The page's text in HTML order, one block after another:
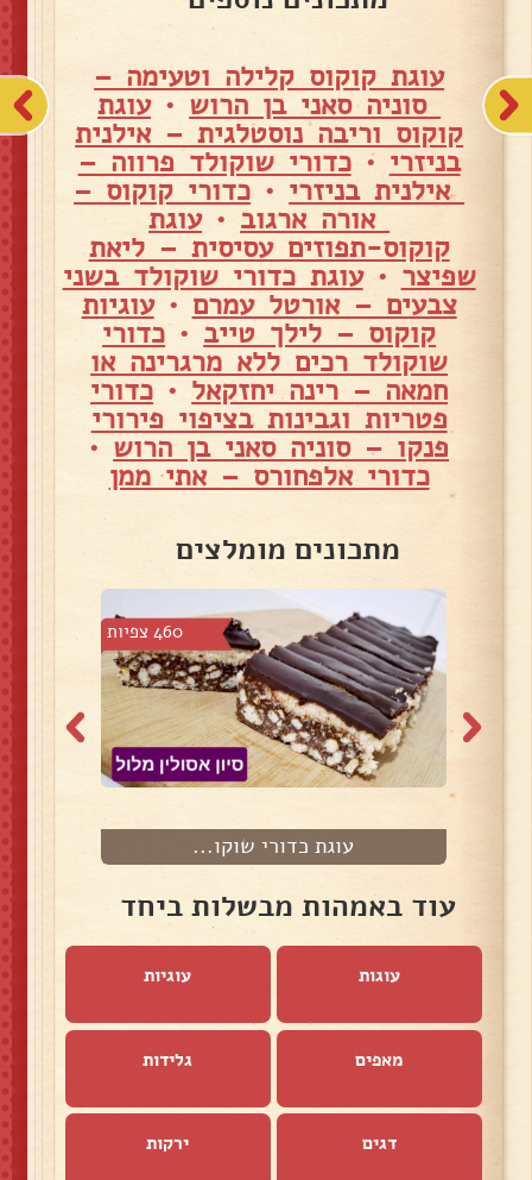
עוגת קוקוס קלילה וטעימה –
סוניה סאני בן הרוש •עוגת
קוקוס וריבה נוסטלגית – אילנית
בניזרי •כדורי שוקולד פרווה –
אילנית בניזרי • כדורי קוקוס –
אורה ארגוב •עוגת
קוקוס-תפוזים עסיסית – ליאת
שפיצר •עוגת כדורי שוקולד בשני
צבעים – אורטל עמרם •עוגיות
קוקוס – לילך טייב •כדורי
שוקולד רכים ללא מרגרינה או
חמאה – רינה יחזקאל • כדורי
פטריות וגבינות בציפוי פירורי
פנקו – סוניה סאני בן הרוש •
כדורי אלפחורס – אתי ממן
מתכונים מומלצים
460 צפיות
עוגת כדורי שוקו...
עוד באמהות מבשלות ביחד
עוגות עוגיות
מאפים גלידות
דגים ירקות